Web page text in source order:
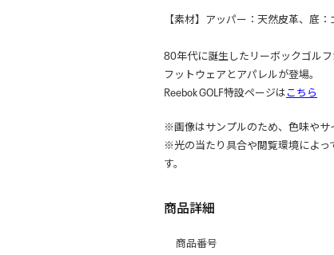
【素材】アッパー：天然皮革、底：
80年代に誕生したリーボックゴル
フットウェアとアパレルが登場。
Reebok GOLF特設ページはこちら
※画像はサンプルのため、色味やサ
※光の当たり具合や閲覧環境によっ
す。
商品詳細
商品番号